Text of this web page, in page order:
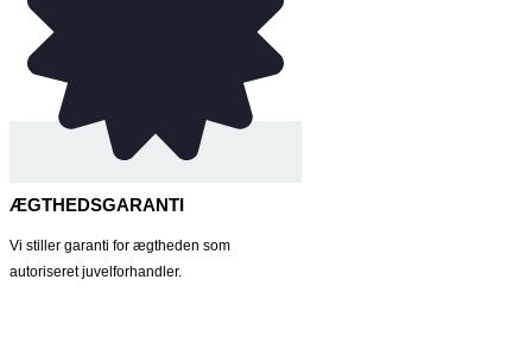
ÆGTHEDSGARANTI
Vi stiller garanti for ægtheden som
autoriseret juvelforhandler.